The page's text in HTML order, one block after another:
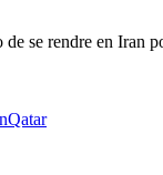
se rendre en Iran
Qatar